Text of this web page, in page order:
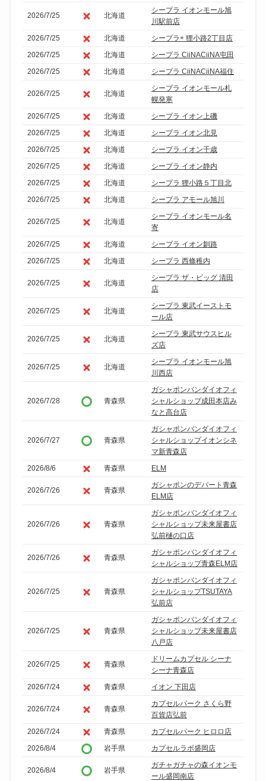
2026/7/25 北海道
シープラ イオンモール旭
川駅前店
2026/7/25
北海道
シープラ+ 狸小路2丁目店
2026/7/25
北海道
シープラ CiiNACiiNA屯田
2026/7/25
北海道 シープラ CiiNACiiNA福住
2026/7/25 北海道
シープラ イオンモール札
幌発寒
2026/7/25
北海道
シープラ イオン上磯
2026/7/25
北海道
シープラ イオン北見
2026/7/25
北海道
シープラ イオン千歳
2026/7/25
北海道
シープラ イオン静内
2026/7/25
北海道
シープラ 狸小路５丁目北
2026/7/25
北海道 シープラ アモール旭川
2026/7/25 北海道
シープラ イオンモール名
寄
2026/7/25
北海道
シープラ イオン釧路
2026/7/25
北海道 シープラ 西條稚内
2026/7/25 北海道
シープラ ザ・ビッグ 清田
店
2026/7/25 北海道
シープラ 東武イーストモ
ール店
2026/7/25 北海道
シープラ 東武サウスヒル
ズ店
2026/7/25 北海道
シープラ イオンモール旭
川西店
2026/7/28 青森県
ガシャポンバンダイオフィ
シャルショップ成田本店み
なと高台店
2026/7/27 青森県
ガシャポンバンダイオフィ
シャルショップイオンシネ
マ新青森店
2026/8/6
青森県 ELM
2026/7/26 青森県
ガシャポンのデパート青森
ELM店
2026/7/26 青森県
ガシャポンバンダイオフィ
シャルショップ未来屋書店
弘前樋の口店
2026/7/26 青森県
ガシャポンバンダイオフィ
シャルショップ青森ELM店
2026/7/25 青森県
ガシャポンバンダイオフィ
シャルショップTSUTAYA
弘前店
2026/7/25 青森県
ガシャポンバンダイオフィ
シャルショップ未来屋書店
八戸店
2026/7/25 青森県
ドリームカプセル シーナ
シーナ青森店
2026/7/24
青森県 イオン 下田店
2026/7/24 青森県
カプセルパーク さくら野
百貨店弘前
2026/7/24
青森県
カプセルパーク ヒロロ店
2026/8/4
岩手県 カプセルラボ盛岡店
2026/8/4 岩手県
ガチャガチャの森イオンモ
ール盛岡南店